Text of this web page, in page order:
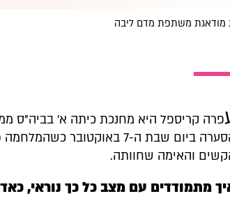
מודאגת משתפת מדם ליבה
פרה קריספל היא מחנכת כיתה א' בביה"ס
הסערה ביום שבת ה-7
והאימה שחוותה.
מתמודדים עם מצב כל כך נוראי,